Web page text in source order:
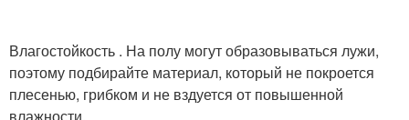
Влагостойкость . На полу могут образовываться лужи,
поэтому подбирайте материал, который не покроется
плесенью, грибком и не вздуется от повышенной